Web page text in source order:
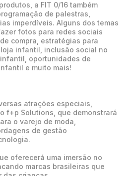
a FIT 0/16 também
de palestras,
imperdíveis. Alguns dos temas
fotos para redes sociais
compra, estratégias para
infantil, inclusão social no
oportunidades de
e muito mais!
atrações especiais,
f+p Solutions, que demonstrará
o varejo de moda,
de gestão
oferecerá uma imersão no
marcas brasileiras que